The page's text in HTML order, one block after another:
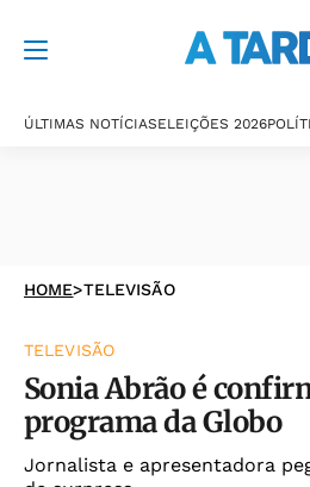
ÚLTIMAS NOTÍCIASELEIÇÕES 2026
HOME>TELEVISÃO
TELEVISÃO
Sonia Abrão é
programa da Globo
Jornalista e apresentadora